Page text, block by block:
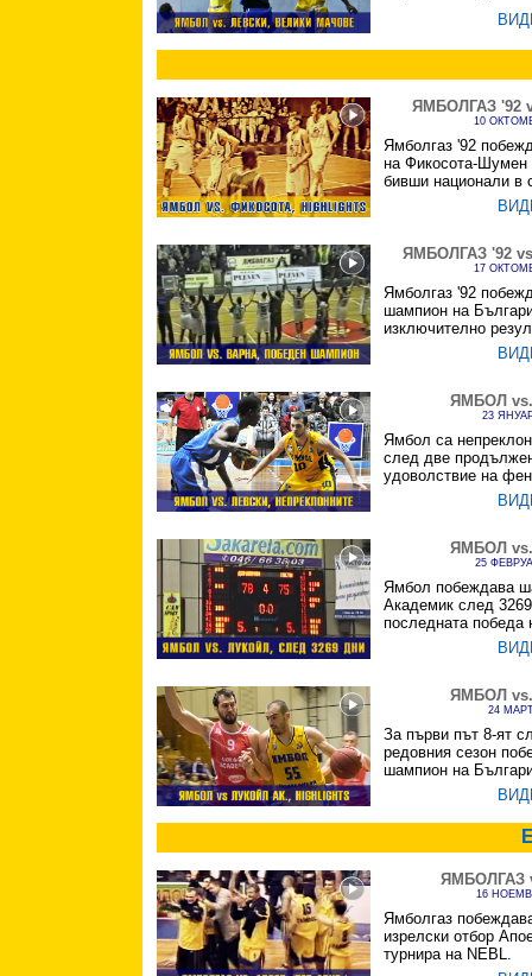
ЯМБОЛГАЗ '92
10
Ямболгаз '92
на Фикосота-Шумен
бивши национали в
ЯМБОЛГАЗ '92
17
Ямболгаз '92
шампион на
изключително
ЯМБОЛ
23
Ямбол са
след две
удоволствие на
ЯМБОЛ
25
Ямбол побеждава
Академик след
последната победа
ЯМБОЛ
24
За първи път 8-ят
редовния сезон
шампион на
ЯМБОЛГАЗ
16
Ямболгаз
изрелски отбор
турнира на NEBL.